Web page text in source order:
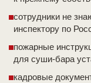
сотрудники не
инспектору по
пожарные
для суши-бара
кадровые